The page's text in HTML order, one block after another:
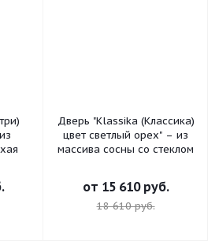
Дверь "Klassika (Классика)
цвет светлый орех" – из
массива сосны со стеклом
от 15 610 руб.
18 610 руб.